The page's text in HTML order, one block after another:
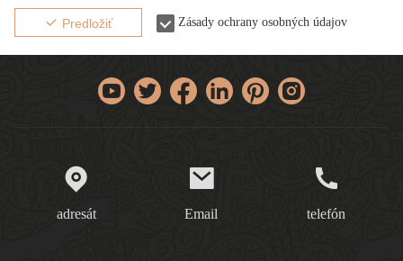
Predložiť Zásady ochrany osobných údajov
adresát Email telefón